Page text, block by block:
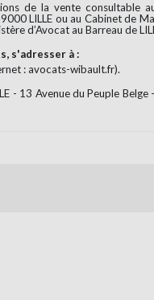
de la vente consultable
LILLE ou au Cabinet de
d’Avocat au Barreau de
s'adresser à :
: avocats-wibault.fr).
- 13 Avenue du Peuple